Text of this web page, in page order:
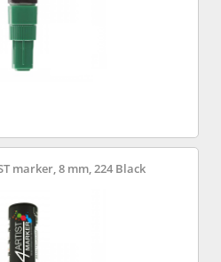
marker, 8 mm, 224 Black